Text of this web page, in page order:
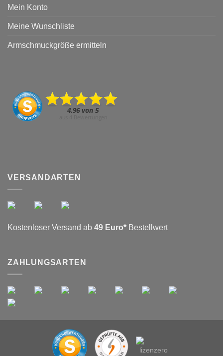
Mein Konto
Meine Wunschliste
Armschmuckgröße ermitteln
VERSANDARTEN
Kostenloser Versand ab 49 Euro* Bestellwert
ZAHLUNGSARTEN